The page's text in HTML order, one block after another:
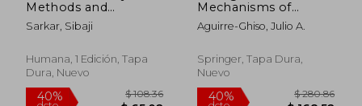
dcto. dcto.
Methods and
Protocols (en Inglés)
Sarkar, Sibaji
Humana, 1 Edición, Tapa
Dura, Nuevo
Mechanisms of
Minimal Residual
Disease and Systemic
Aguirre-Ghiso, Julio A.
Springer, Tapa Dura,
Nuevo